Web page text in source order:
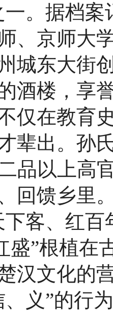
。据档
、京师大
城东大街
酒楼，享
仅在教育
辈出。孙
品以上高
回馈乡里
、红百
盛”根植在
汉文化的
、义”的行